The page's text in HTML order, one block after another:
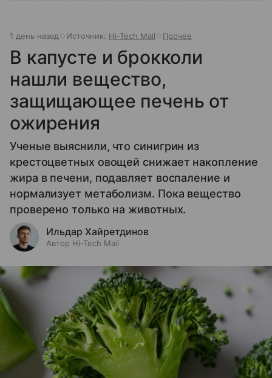
1 день назад Источник: Hi-Tech Mail Прочее
В капусте и брокколи
нашли вещество,
защищающее печень от
ожирения
Ученые выяснили, что синигрин из
крестоцветных овощей снижает накопление
жира в печени, подавляет воспаление и
нормализует метаболизм. Пока вещество
проверено только на животных.
Ильдар Хайретдинов
Автор Hi-Tech Mail